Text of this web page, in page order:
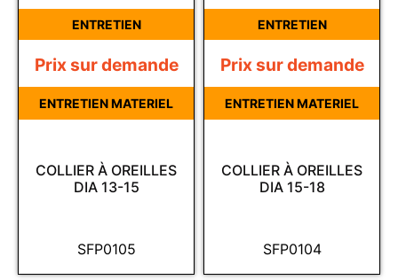
ENTRETIEN
SFP0105
COLLIER À OREILLES
DIA 13-15
Prix sur demande
ENTRETIEN MATERIEL
ENTRETIEN
SFP0104
COLLIER À OREILLES
DIA 15-18
Prix sur demande
ENTRETIEN MATERIEL